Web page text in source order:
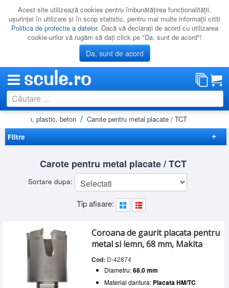
Acest site utilizează cookies pentru îmbunătăţirea funcţionalităţii,
uşurinţei în utilizare şi în scop statistic, pentru mai multe informaţii citiţi
Politica de protectie a datelor. Dacă vă declaraţi de acord cu utilizarea
cookie-urilor vă rugăm să daţi click pe "Da, sunt de acord"!
Da, sunt de acord
CATEGORII
PROMOTII
RESIGILATE
LICHIDARE
SERVICE
INCHIRIERI
lemn, plastic, beton
Carote pentru metal placate / TCT
Filtre
Elimina filtrele
Disponibilitate
BOSCH
MAKITA(2)
RUKO
(13)
Diametru
16.0
(1)
18.0
(1)
(1)
22.0(2)
Material dantura
Placata HM/TC
Sistem prindere
Coada cilindrica frezata
Lungime prindere
Carote pentru metal placate / TCT
Sortare dupa:
Tip afisare:
Coroana de gaurit placata pentru
metal si lemn, 68 mm, Makita
Cod: D-42874
Diametru:68.0 mm
Material dantura: Placata HM/TC